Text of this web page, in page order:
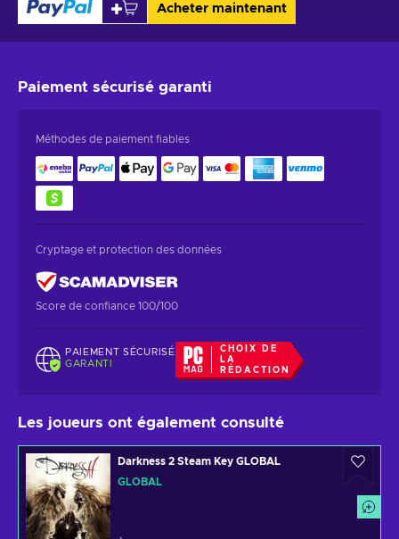
Acheter maintenant
Paiement sécurisé garanti
Méthodes de paiement fiables
Cryptage et protection des données
Score de confiance 100/100
PAIEMENT SÉCURISÉ
GARANTI
CHOIX DE
LA
RÉDACTION
Les joueurs ont également consulté
Darkness 2 Steam Key GLOBAL
GLOBAL